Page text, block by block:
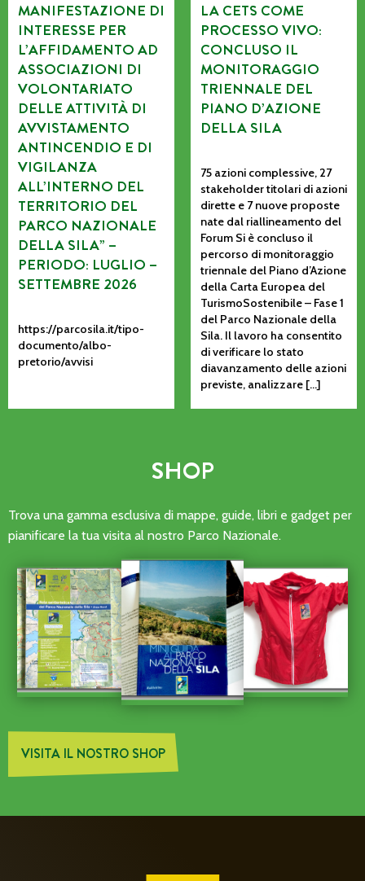
MANIFESTAZIONE DI
INTERESSE PER
L’AFFIDAMENTO AD
ASSOCIAZIONI DI
VOLONTARIATO
DELLE ATTIVITÀ DI
AVVISTAMENTO
ANTINCENDIO E DI
VIGILANZA
ALL’INTERNO DEL
TERRITORIO DEL
PARCO NAZIONALE
DELLA SILA” –
PERIODO: LUGLIO –
SETTEMBRE 2026
https://parcosila.it/tipo-
documento/albo-
pretorio/avvisi
LA CETS COME
PROCESSO VIVO:
CONCLUSO IL
MONITORAGGIO
TRIENNALE DEL
PIANO D’AZIONE
DELLA SILA
75 azioni complessive, 27
stakeholder titolari di azioni
dirette e 7 nuove proposte
nate dal riallineamento del
Forum Si è concluso il
percorso di monitoraggio
triennale del Piano d’Azione
della Carta Europea del
TurismoSostenibile – Fase 1
del Parco Nazionale della
Sila. Il lavoro ha consentito
di verificare lo stato
diavanzamento delle azioni
previste, analizzare […]
SHOP
Trova una gamma esclusiva di mappe, guide, libri e gadget per
pianificare la tua visita al nostro Parco Nazionale.
VISITA IL NOSTRO SHOP